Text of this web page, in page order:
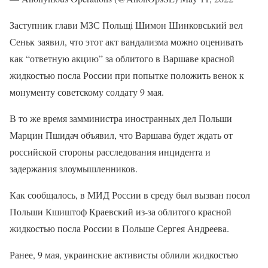
Заступник глави МЗС Польщі Шимон Шинковський вел
Сеньк заявил, что этот акт вандализма можно оценивать
как “ответную акцию” за облитого в Варшаве красной
жидкостью посла России при попытке положить венок к
монументу советскому солдату 9 мая.
В то же время замминистра иностранных дел Польши
Марцин Пшидач объявил, что Варшава будет ждать от
российской стороны расследования инцидента и
задержания злоумышленников.
Как сообщалось, в МИД России в среду был вызван посол
Польши Кшиштоф Краевский из-за облитого красной
жидкостью посла России в Польше Сергея Андреева.
Ранее, 9 мая, украинские активисты облили жидкостью